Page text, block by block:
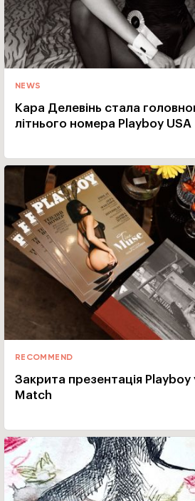
NEWS
Кара Делевінь стала
літнього номера Playboy USA
RECOMMEND
Закрита презентація Playboy
Match